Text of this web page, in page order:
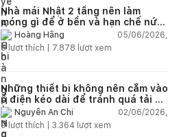
Nhà mái Nhật 2 tầng nên làm
móng gì để ở bền và hạn chế nứt
lún?Hoàng Hằng
05/06/2026,
5lượt thích | 7.878 lượt xem
Những thiết bị không nên cắm vào
ổ điện kéo dài để tránh quá tải và
chập cháy trong nhà
Nguyễn An Chi
02/06/2026,
9lượt thích | 3.364 lượt xem